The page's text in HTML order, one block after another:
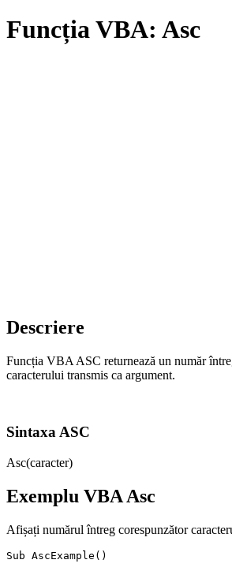
Funcția VBA: Asc
Descriere
Funcția VBA ASC returnează un număr
caracterului transmis ca argument.
Sintaxa ASC
Asc(caracter)
Exemplu VBA Asc
Afișați numărul întreg corespunzător
Sub AscExample()